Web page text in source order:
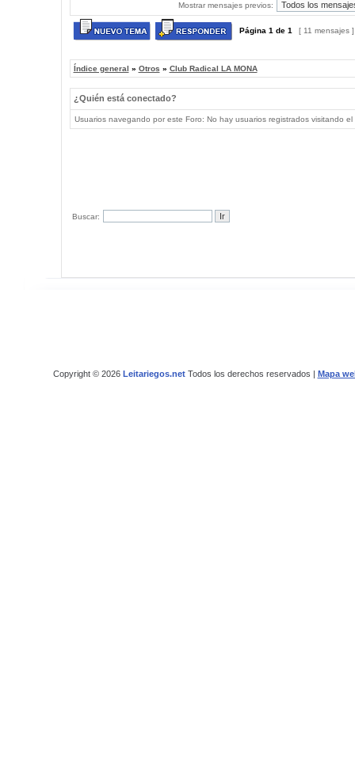
Mostrar mensajes previos:
Página 1 de 1 [ 11 mensajes
Índice general » Otros » Club Radical LA MONA
¿Quién está conectado?
Usuarios navegando por este Foro: No hay usuarios registrados visitando
Buscar:
Copyright © 2026 Leitariegos.netTodos los derechos reservados | Mapa